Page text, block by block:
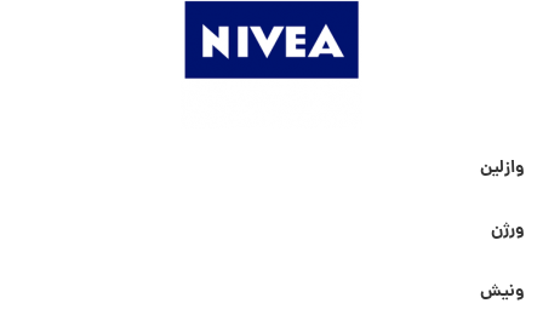
وازلین
ورژن
ونیش